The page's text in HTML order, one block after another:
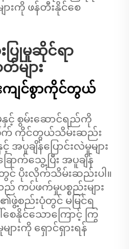
ားကို ဖန်တီးနိုင်စေ
ြုမှုဆိုင်ရာ
များ
ကျင်စွာကိုင်တွယ်
စွမ်းဆောင်ရည်ကို
က် ကိုင်တွယ်သိမ်းဆည်း
ပူချိန်ပြောင်းလဲမှုများ
ြောက်သွေ့ပြီး အပူချိန်
င် ပိုးလိုက်သိမ်းဆည်းပါ။
ကပ်ဖက်မှုပစ္စည်းများ
စည်းပုံတွင် မမြင်ရ
စေနိုင်သောကြောင့် ကြွ
ားကို ရှောင်ရှားရန်